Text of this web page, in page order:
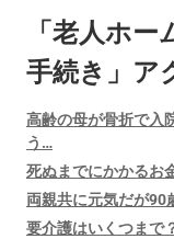
「老人ホ
手続き」ア
高齢の母が骨折で入
う…
死ぬまでにかかるお
両親共に元気だが90
要介護はいくつま